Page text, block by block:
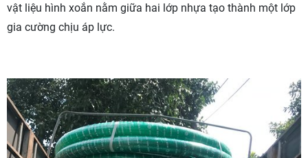
vật liệu hình xoắn nằm giữa hai lớp nhựa tạo thành một lớp
gia cường chịu áp lực.